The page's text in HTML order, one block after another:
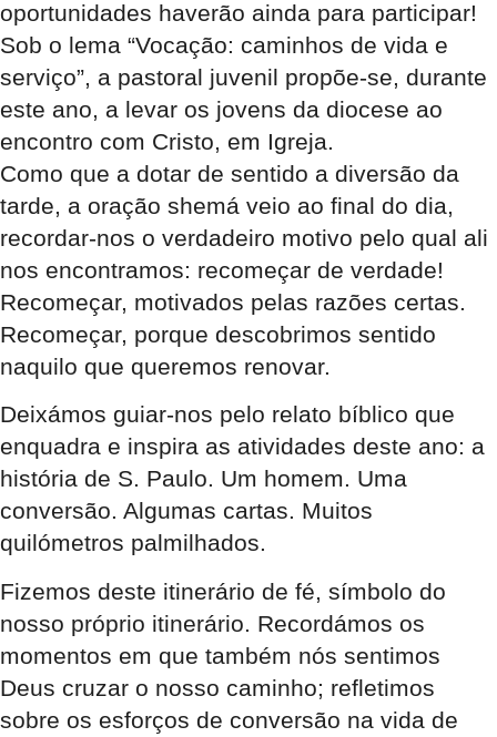
oportunidades haverão ainda para participar!
Sob o lema “Vocação: caminhos de vida e
serviço”, a pastoral juvenil propõe-se, durante
este ano, a levar os jovens da diocese ao
encontro com Cristo, em Igreja.
Como que a dotar de sentido a diversão da
tarde, a oração shemá veio ao final do dia,
recordar-nos o verdadeiro motivo pelo qual ali
nos encontramos: recomeçar de verdade!
Recomeçar, motivados pelas razões certas.
Recomeçar, porque descobrimos sentido
naquilo que queremos renovar.
Deixámos guiar-nos pelo relato bíblico que
enquadra e inspira as atividades deste ano: a
história de S. Paulo. Um homem. Uma
conversão. Algumas cartas. Muitos
quilómetros palmilhados.
Fizemos deste itinerário de fé, símbolo do
nosso próprio itinerário. Recordámos os
momentos em que também nós sentimos
Deus cruzar o nosso caminho; refletimos
sobre os esforços de conversão na vida de